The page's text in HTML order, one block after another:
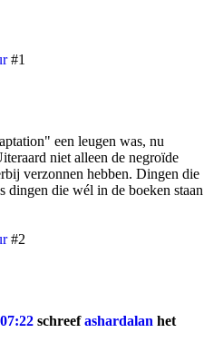
#1
een leugen was, nu
niet alleen de negroïde
verzonnen hebben. Dingen die
dingen die wél in de boeken staan
#2
schreefashardalan het